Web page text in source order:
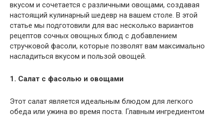
вкусом и сочетается с различными овощами, создавая
настоящий кулинарный шедевр на вашем столе. В этой
статье мы подготовили для вас несколько вариантов
рецептов сочных овощных блюд с добавлением
стручковой фасоли, которые позволят вам максимально
насладиться вкусом и пользой овощей.
1. Салат с фасолью и овощами
Этот салат является идеальным блюдом для легкого
обеда или ужина во время поста. Главным ингредиентом